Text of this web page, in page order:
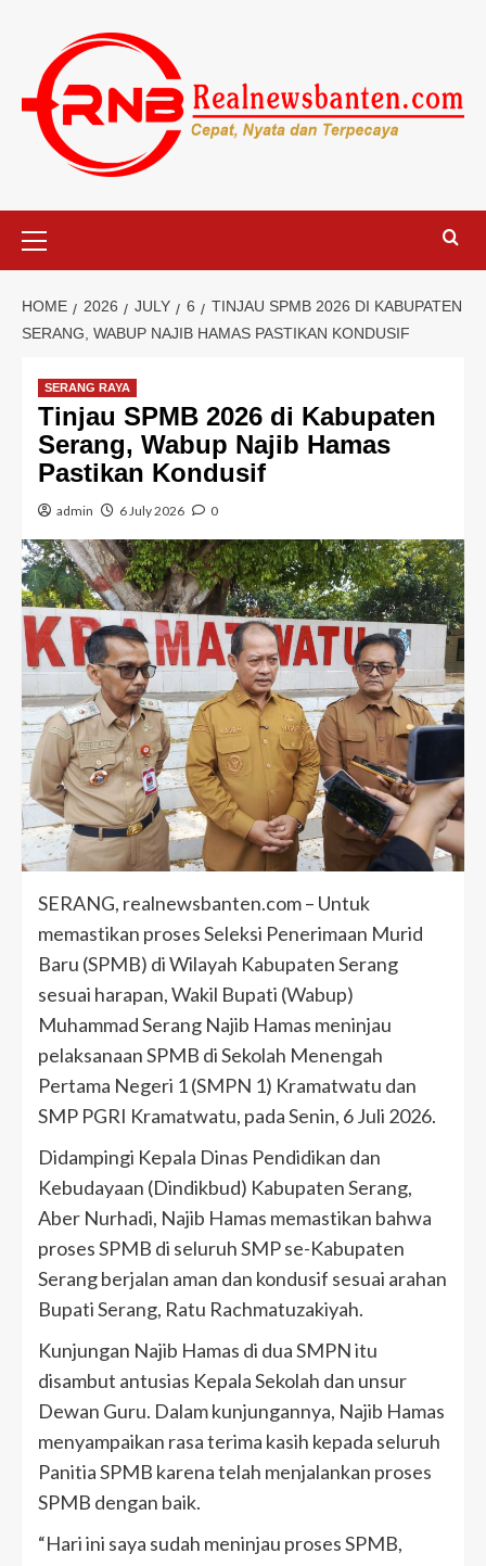
content
Menu
HOME 2026 JULY 6
TINJAU SPMB 2026 DI KABUPATEN
SERANG, WABUP NAJIB HAMAS PASTIKAN KONDUSIF
SERANG RAYA
Tinjau SPMB 2026 di Kabupaten
Serang, Wabup Najib Hamas
Pastikan Kondusif
admin 6 July 2026 0
SERANG, realnewsbanten.com – Untuk
memastikan proses Seleksi Penerimaan Murid
Baru (SPMB) di Wilayah Kabupaten Serang
sesuai harapan, Wakil Bupati (Wabup)
Muhammad Serang Najib Hamas meninjau
pelaksanaan SPMB di Sekolah Menengah
Pertama Negeri 1 (SMPN 1) Kramatwatu dan
SMP PGRI Kramatwatu, pada Senin, 6 Juli 2026.
Didampingi Kepala Dinas Pendidikan dan
Kebudayaan (Dindikbud) Kabupaten Serang,
Aber Nurhadi, Najib Hamas memastikan bahwa
proses SPMB di seluruh SMP se-Kabupaten
Serang berjalan aman dan kondusif sesuai arahan
Bupati Serang, Ratu Rachmatuzakiyah.
Kunjungan Najib Hamas di dua SMPN itu
disambut antusias Kepala Sekolah dan unsur
Dewan Guru. Dalam kunjungannya, Najib Hamas
menyampaikan rasa terima kasih kepada seluruh
Panitia SPMB karena telah menjalankan proses
SPMB dengan baik.
“Hari ini saya sudah meninjau proses SPMB,